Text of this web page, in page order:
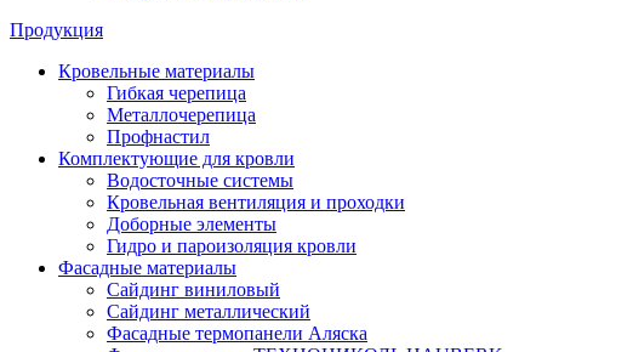
Продукция
Кровельные материалы
Гибкая черепица
Металлочерепица
Профнастил
Комплектующие для кровли
Водосточные системы
Кровельная вентиляция и проходки
Доборные элементы
Гидро и пароизоляция кровли
Фасадные материалы
Сайдинг виниловый
Сайдинг металлический
Фасадные термопанели Аляска